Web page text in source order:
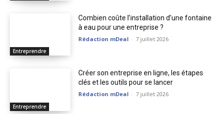
Entreprendre
Combien coûte l’installation d’une fontaine
à eau pour une entreprise ?
Rédaction mDeal - 7 juillet 2026
Entreprendre
Créer son entreprise en ligne, les étapes
clés et les outils pour se lancer
Rédaction mDeal - 7 juillet 2026